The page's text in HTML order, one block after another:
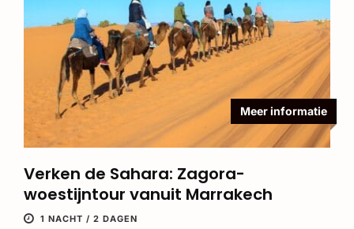
Meer informatie
Verken de Sahara: Zagora-
woestijntour vanuit Marrakech
1 NACHT / 2 DAGEN